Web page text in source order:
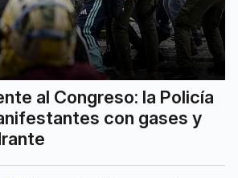
al Congreso: la Policía
con gases y